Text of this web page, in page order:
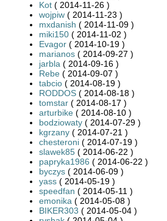
Kot ( 2014-11-26 )
wojpiw ( 2014-11-23 )
mxdanish ( 2014-11-09 )
miki150 ( 2014-11-02 )
Evagor ( 2014-10-19 )
marianos ( 2014-09-27 )
jarbla ( 2014-09-16 )
Rebe ( 2014-09-07 )
tabcio ( 2014-08-19 )
RODDOS ( 2014-08-18 )
tomstar ( 2014-08-17 )
arturbike ( 2014-08-10 )
bodziowaty ( 2014-07-29 )
kgrzany ( 2014-07-21 )
chesteroni ( 2014-07-19 )
slawek85 ( 2014-06-22 )
papryka1986 ( 2014-06-22 )
byczys ( 2014-06-09 )
yass ( 2014-05-19 )
speedfan ( 2014-05-11 )
emonika ( 2014-05-08 )
BIKER303 ( 2014-05-04 )